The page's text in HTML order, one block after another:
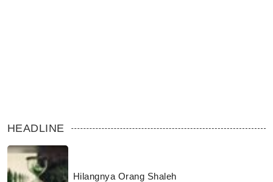
HEADLINE
Hilangnya Orang Shaleh